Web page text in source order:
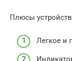
Плюсы
Легкое и